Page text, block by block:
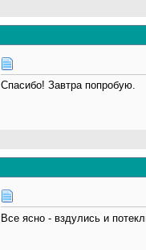
Спасибо! Завтра попробую.
Все ясно - вздулись и